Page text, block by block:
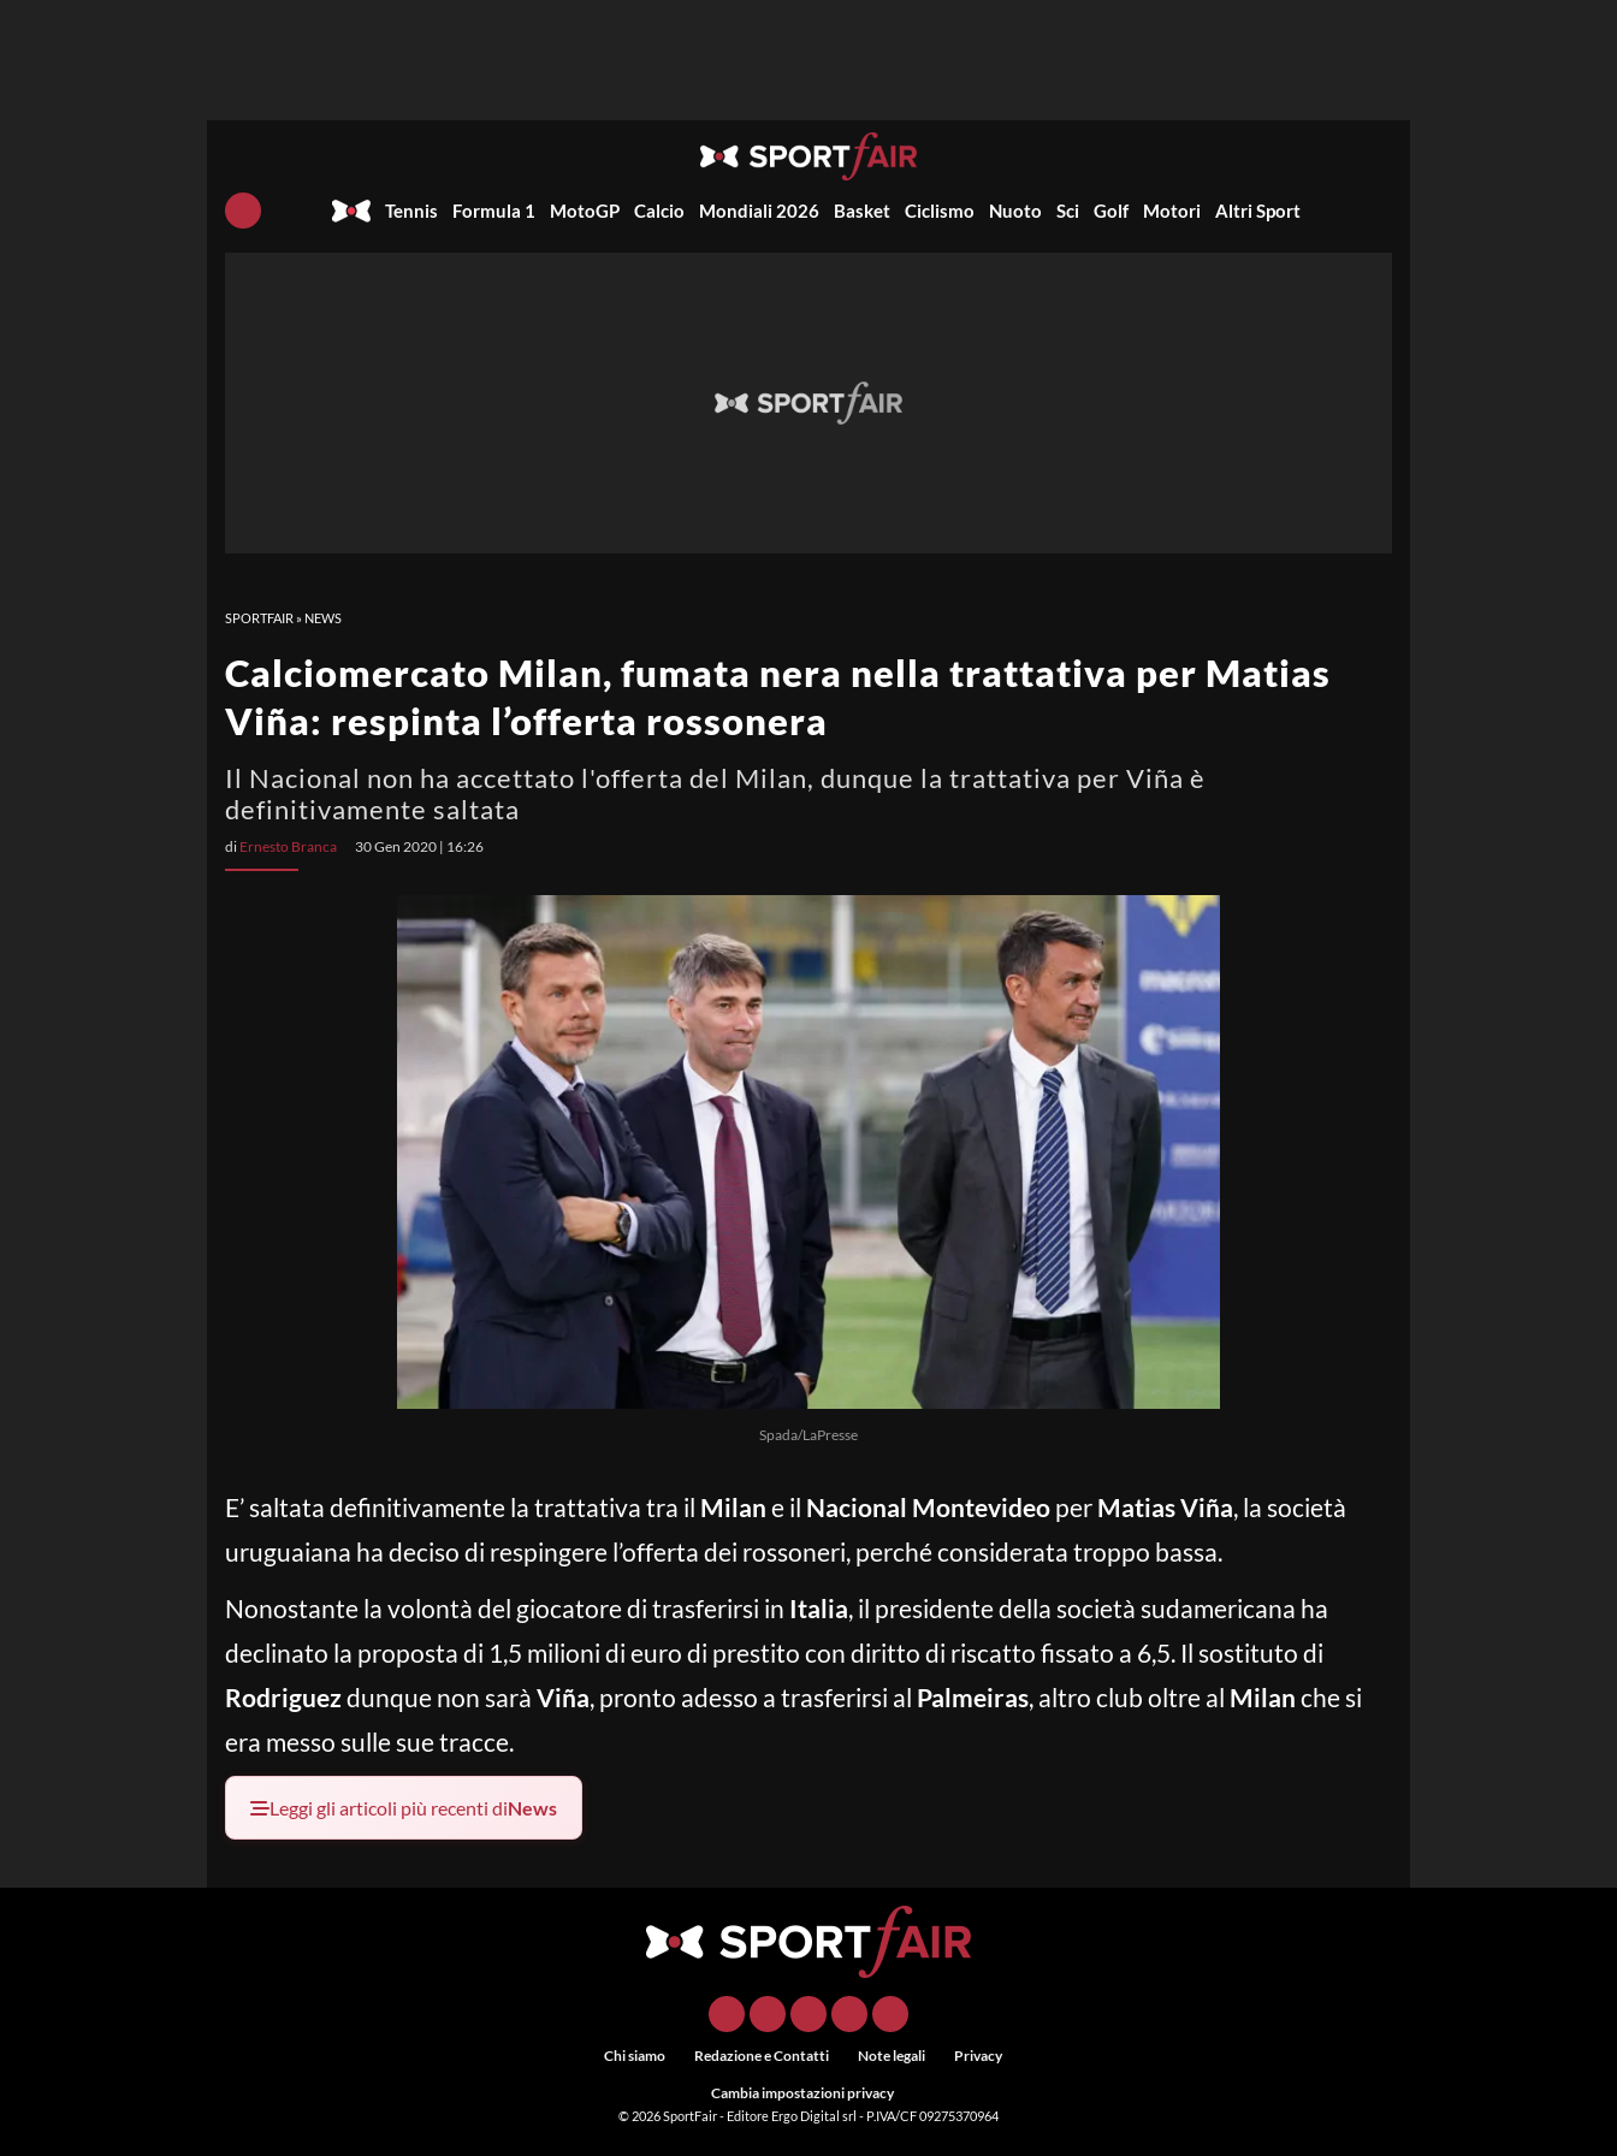
Tennis Formula 1 MotoGP Calcio Mondiali 2026 Basket Ciclismo Nuoto Sci Golf Motori Altri Sport
SPORTFAIR » NEWS
Calciomercato Milan, fumata nera nella trattativa per Matias
Viña: respinta l’offerta rossonera
Il Nacional non ha accettato l'offerta del Milan, dunque la trattativa per Viña è
definitivamente saltata
di Ernesto Branca 30 Gen 2020 | 16:26
Spada/LaPresse
E’ saltata definitivamente la trattativa tra il Milan e il Nacional Montevideo per Matias Viña, la società
uruguaiana ha deciso di respingere l’offerta dei rossoneri, perché considerata troppo bassa.
Nonostante la volontà del giocatore di trasferirsi in Italia, il presidente della società sudamericana ha
declinato la proposta di 1,5 milioni di euro di prestito con diritto di riscatto fissato a 6,5. Il sostituto di
Rodriguezdunque non sarà Viña, pronto adesso a trasferirsi al Palmeiras, altro club oltre al Milan che si
era messo sulle sue tracce.
Leggi gli articoli più recenti diNews
Chi siamo Redazione e Contatti Note legali Privacy
Cambia impostazioni privacy
© 2026SportFair- Editore Ergo Digital srl - P.IVA/CF 09275370964